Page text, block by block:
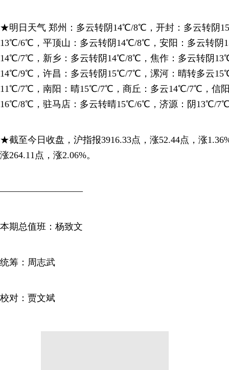
★明日天气 郑州：多云转阴14℃/8℃，开封：多云转阴
13℃/6℃，平顶山：多云转阴14℃/8℃，安阳：多云转阴
14℃/7℃，新乡：多云转阴14℃/8℃，焦作：多云转阴
14℃/9℃，许昌：多云转阴15℃/7℃，漯河：晴转多云
11℃/7℃，南阳：晴15℃/7℃，商丘：多云14℃/7℃，信
16℃/8℃，驻马店：多云转晴15℃/6℃，济源：阴13℃/
★截至今日收盘，沪指报3916.33点，涨52.44点，涨
涨264.11点，涨2.06%。
—————————
本期总值班：杨致文
统筹：周志武
校对：贾文斌